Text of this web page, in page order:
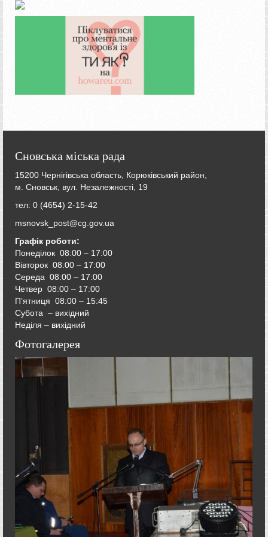
Сновська міська рада
15200 Чернігівська область, Корюківський район,
м. Сновськ, вул. Незалежності, 19
тел: 0 (4654) 2-15-42
msnovsk_post@cg.gov.ua
Графік роботи:
Понеділок 08:00 – 17:00
Вівторок 08:00 – 17:00
Середа 08:00 – 17:00
Четвер 08:00 – 17:00
П’ятниця 08:00 – 15:45
Субота – вихідний
Неділя – вихідний
Фотогалерея